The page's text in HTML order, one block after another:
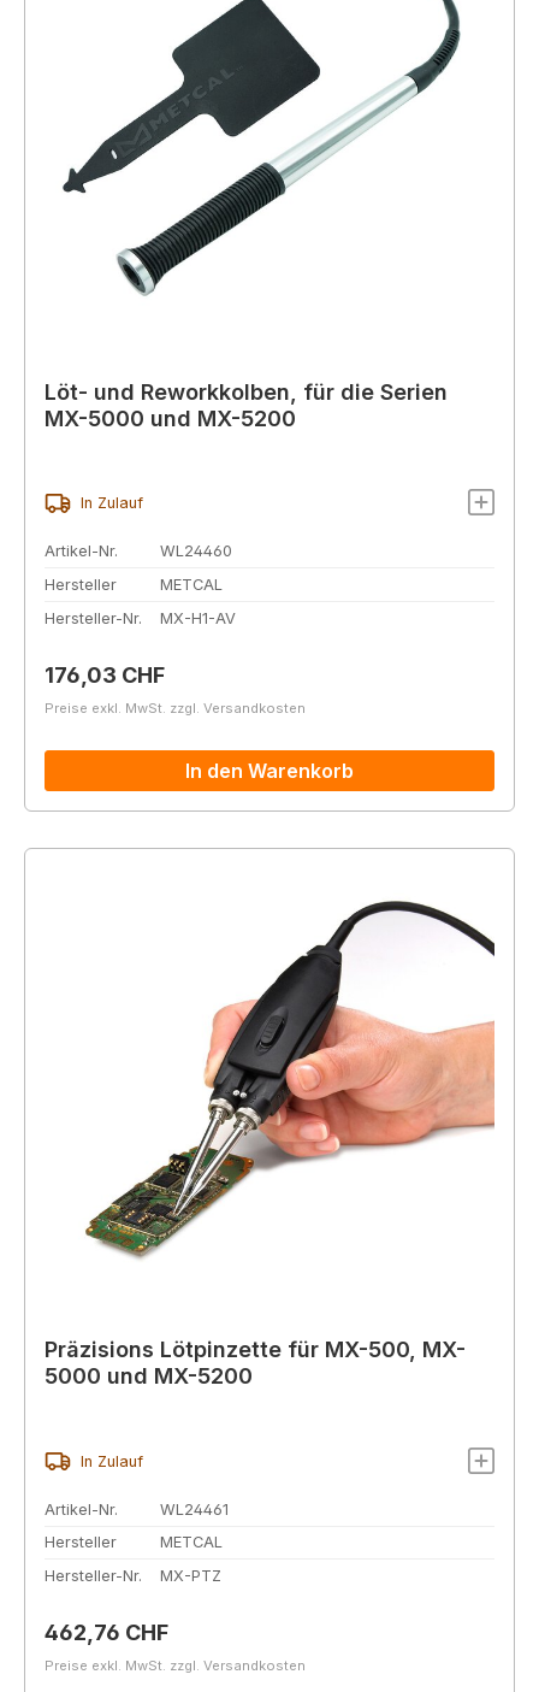
Löt- und Reworkkolben, für die Serien
MX-5000 und MX-5200
In Zulauf
Artikel-Nr.
WL24460
Hersteller
METCAL
Hersteller-Nr.
MX-H1-AV
Regulärer Preis:
176,03 CHF
Preise exkl. MwSt. zzgl. Versandkosten
In den Warenkorb
Präzisions Lötpinzette für MX-500, MX-
5000 und MX-5200
In Zulauf
Artikel-Nr.
WL24461
Hersteller
METCAL
Hersteller-Nr.
MX-PTZ
Regulärer Preis:
462,76 CHF
Preise exkl. MwSt. zzgl. Versandkosten